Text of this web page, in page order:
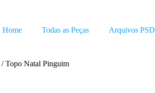
Home Todas as Peças Arquivos PSD
/ Topo Natal Pinguim